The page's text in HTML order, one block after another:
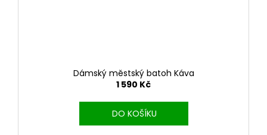
Dámský městský batoh Káva
1 590 Kč
DO KOŠÍKU